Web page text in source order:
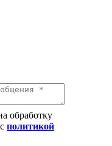
обработку
политикой